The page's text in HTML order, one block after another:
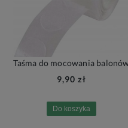
Taśma do mocowania
9,90 zł
Do koszyka